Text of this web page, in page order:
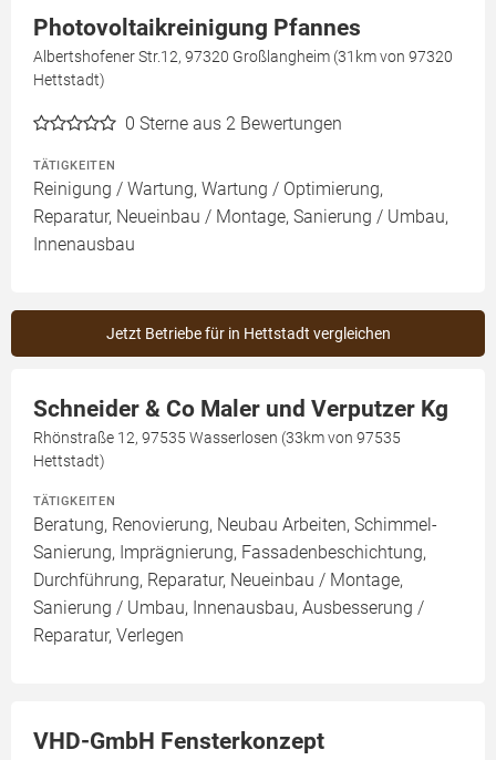
Photovoltaikreinigung Pfannes
Albertshofener Str.12, 97320 Großlangheim (31km von 97320
Hettstadt)
0 Sterne aus 2 Bewertungen
TÄTIGKEITEN
Reinigung / Wartung, Wartung / Optimierung,
Reparatur, Neueinbau / Montage, Sanierung / Umbau,
Innenausbau
Jetzt Betriebe für in Hettstadt vergleichen
Schneider & Co Maler und Verputzer Kg
Rhönstraße 12, 97535 Wasserlosen (33km von 97535
Hettstadt)
TÄTIGKEITEN
Beratung, Renovierung, Neubau Arbeiten, Schimmel-
Sanierung, Imprägnierung, Fassadenbeschichtung,
Durchführung, Reparatur, Neueinbau / Montage,
Sanierung / Umbau, Innenausbau, Ausbesserung /
Reparatur, Verlegen
VHD-GmbH Fensterkonzept